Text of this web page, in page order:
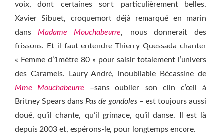
voix, dont certaines sont particulièrement belles.
Xavier Sibuet, croquemort déjà remarqué en marin
dans Madame Mouchabeurre, nous donnerait des
frissons. Et il faut entendre Thierry Quessada chanter
« Femme d’1mètre 80 » pour saisir totalement l’univers
des Caramels. Laury André, inoubliable Bécassine de
Mme Mouchabeurre –sans oublier son clin d’œil à
Britney Spears dans Pas de gondoles – est toujours aussi
doué, qu’il chante, qu’il grimace, qu’il danse. Il est là
depuis 2003 et, espérons-le, pour longtemps encore.